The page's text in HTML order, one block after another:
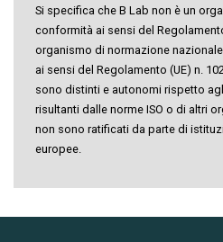
Si specifica che B Lab non è un
conformità ai sensi del
organismo di normazione
ai sensi del Regolamento (UE) n.
sono distinti e autonomi rispetto
risultanti dalle norme ISO o di altri
non sono ratificati da parte di
europee.